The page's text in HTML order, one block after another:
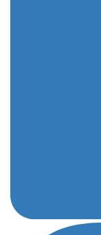
–
03